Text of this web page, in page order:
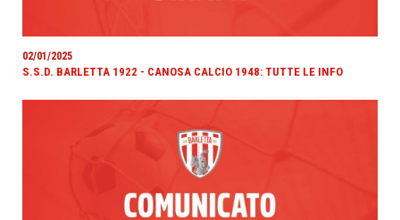
02/01/2025
S.S.D. BARLETTA 1922 - CANOSA CALCIO 1948: TUTTE LE INFO